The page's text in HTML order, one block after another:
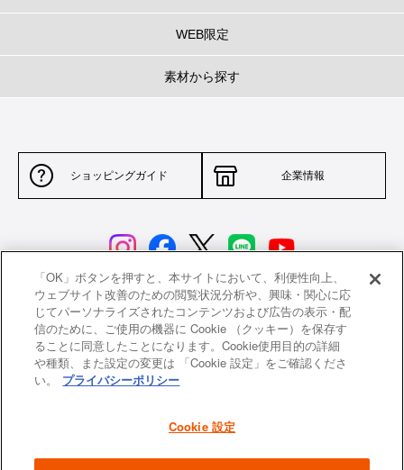
WEB限定
素材から探す
ショッピングガイド 企業情報
サイトポリシー 特定商取引法に基づく表示
並行輸入品について 個人情報保護方針
返品について
よくあるご質問 お問い合わせ
「OK」ボタンを押すと、本サイトにおいて、利便性向上、
ウェブサイト改善のための閲覧状況分析や、興味・関心に応
じてパーソナライズされたコンテンツおよび広告の表示・配
信のために、ご使用の機器に Cookie （クッキー）を保存す
ることに同意したことになります。Cookie使用目的の詳細
や種類、また設定の変更は 「Cookie 設定」をご確認くださ
い。
プライバシーポリシー
Cookie 設定